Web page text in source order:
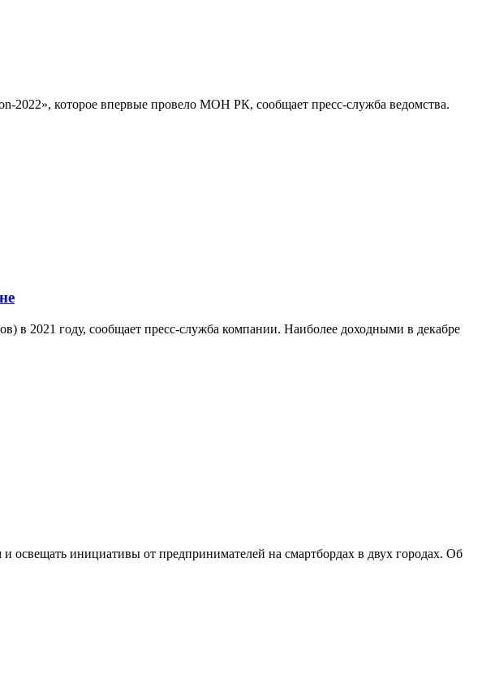
2022», которое впервые провело МОН РК, сообщает пресс-служба ведомства.
в 2021 году, сообщает пресс-служба компании. Наиболее доходными в декабре
инициативы от предпринимателей на смартбордах в двух городах. Об